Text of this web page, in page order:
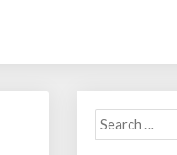
Search
for: